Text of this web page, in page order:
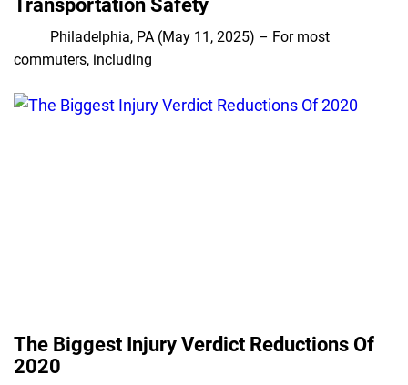
Transportation Safety
Philadelphia, PA (May 11, 2025) – For most
commuters, including
The Biggest Injury Verdict Reductions Of
2020